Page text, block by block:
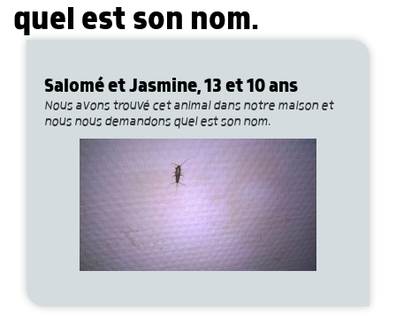
quel est son nom.
Salomé et Jasmine, 13 et 10 ans
Nous avons trouvé cet animal dans notre maison et
nous nous demandons quel est son nom.